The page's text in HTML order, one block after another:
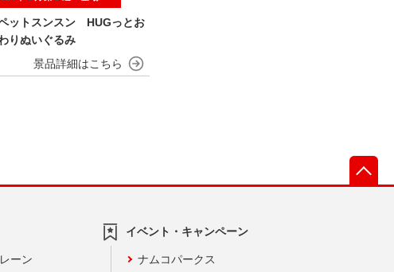
ットスンスン HUGっとお
りぬいぐるみ
ーン
イベント・キャンペーン
ナムコパークス